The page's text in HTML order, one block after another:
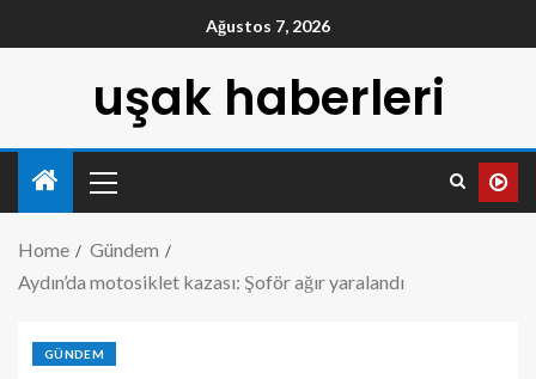
Ağustos 7, 2026
uşak haberleri
Home
Gündem
Aydın’da motosiklet kazası: Şoför ağır yaralandı
GÜNDEM